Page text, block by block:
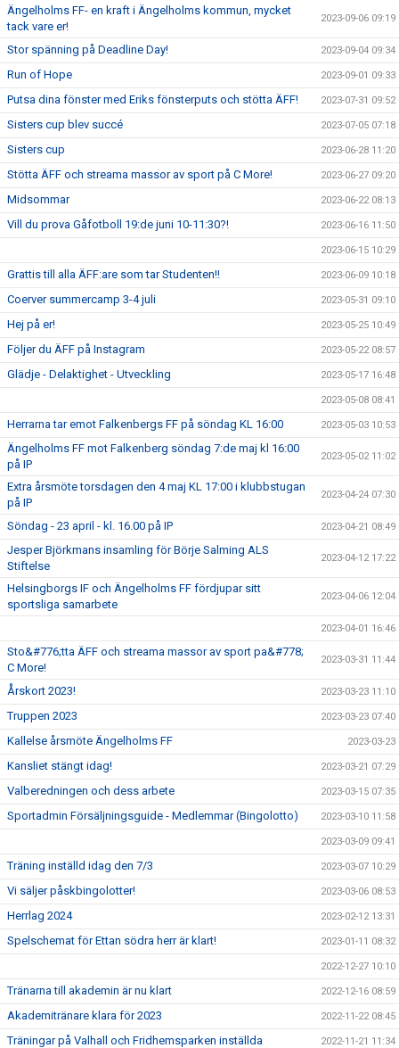
Ängelholms FF- en kraft i Ängelholms kommun, mycket
tack vare er!
2023-09-06 09:19
Stor spänning på Deadline Day! 2023-09-04 09:34
Run of Hope 2023-09-01 09:33
Putsa dina fönster med Eriks fönsterputs och stötta ÄFF! 2023-07-31 09:52
Sisters cup blev succé 2023-07-05 07:18
Sisters cup 2023-06-28 11:20
Stötta ÄFF och streama massor av sport på C More! 2023-06-27 09:20
Midsommar 2023-06-22 08:13
Vill du prova Gåfotboll 19:de juni 10-11:30?! 2023-06-16 11:50
2023-06-15 10:29
Grattis till alla ÄFF:are som tar Studenten!! 2023-06-09 10:18
Coerver summercamp 3-4 juli 2023-05-31 09:10
Hej på er! 2023-05-25 10:49
Följer du ÄFF på Instagram 2023-05-22 08:57
Glädje - Delaktighet - Utveckling 2023-05-17 16:48
2023-05-08 08:41
Herrarna tar emot Falkenbergs FF på söndag KL 16:00 2023-05-03 10:53
Ängelholms FF mot Falkenberg söndag 7:de maj kl 16:00
på IP
2023-05-02 11:02
Extra årsmöte torsdagen den 4 maj KL 17:00 i klubbstugan
på IP
2023-04-24 07:30
Söndag - 23 april - kl. 16.00 på IP 2023-04-21 08:49
Jesper Björkmans insamling för Börje Salming ALS
Stiftelse
2023-04-12 17:22
Helsingborgs IF och Ängelholms FF fördjupar sitt
sportsliga samarbete
2023-04-06 12:04
2023-04-01 16:46
Sto&#776;tta ÄFF och streama massor av sport pa&#778;
C More!
2023-03-31 11:44
Årskort 2023! 2023-03-23 11:10
Truppen 2023 2023-03-23 07:40
Kallelse årsmöte Ängelholms FF 2023-03-23
Kansliet stängt idag! 2023-03-21 07:29
Valberedningen och dess arbete 2023-03-15 07:35
Sportadmin Försäljningsguide - Medlemmar (Bingolotto) 2023-03-10 11:58
2023-03-09 09:41
Träning inställd idag den 7/3 2023-03-07 10:29
Vi säljer påskbingolotter! 2023-03-06 08:53
Herrlag 2024 2023-02-12 13:31
Spelschemat för Ettan södra herr är klart! 2023-01-11 08:32
2022-12-27 10:10
Tränarna till akademin är nu klart 2022-12-16 08:59
Akademitränare klara för 2023 2022-11-22 08:45
Träningar på Valhall och Fridhemsparken inställda 2022-11-21 11:34